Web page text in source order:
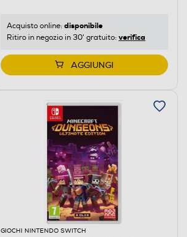
Acquisto online: disponibile
Ritiro in negozio in 30' gratuito: verifica
AGGIUNGI
GIOCHI NINTENDO SWITCH